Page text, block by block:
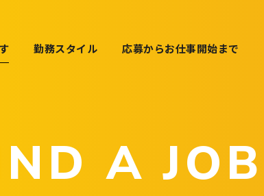
勤務スタイル 応募からお仕事開始まで
A JOB